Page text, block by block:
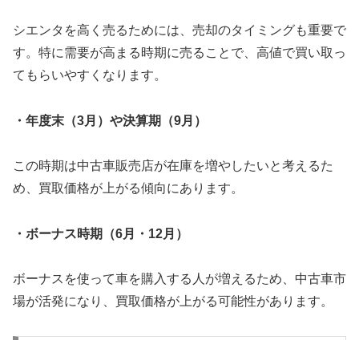
シエンタを高く売るためには、売却のタイミングも重要で
す。特に需要が高まる時期に売ることで、高値で買い取っ
てもらいやすくなります。
・年度末（3月）や決算期（9月）
この時期は中古車販売店が在庫を増やしたいと考えるた
め、買取価格が上がる傾向にあります。
・ボーナス時期（6月・12月）
ボーナスを使って車を購入する人が増えるため、中古車市
場が活発になり、買取価格が上がる可能性があります。